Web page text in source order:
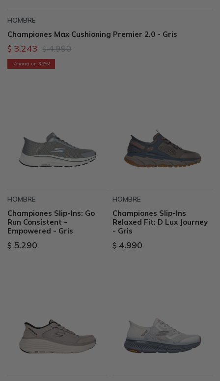
HOMBRE
Championes Max Cushioning Premier 2.0 - Gris
$ 3.243 $ 4.990
35
HOMBRE
Championes Slip-Ins: Go
Run Consistent -
Empowered - Gris
$ 5.290
HOMBRE
Championes Slip-Ins
Relaxed Fit: D Lux Journey
- Gris
$ 4.990